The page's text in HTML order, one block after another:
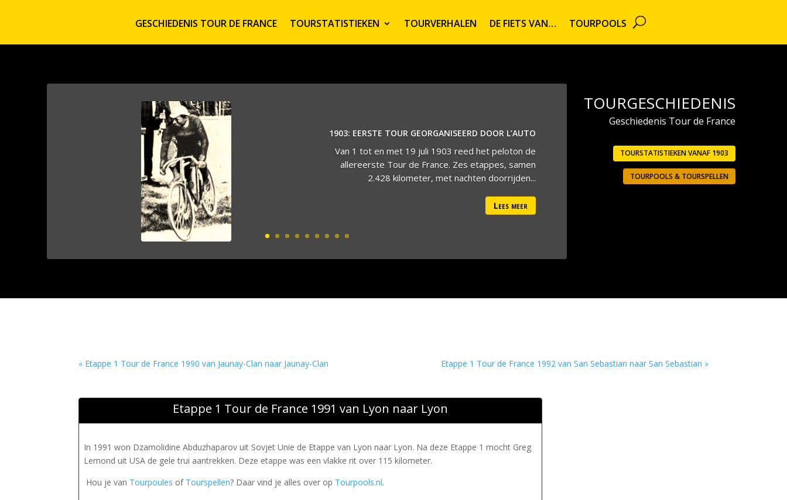
GESCHIEDENIS TOUR DE FRANCE TOURSTATISTIEKEN TOURVERHALEN DE FIETS VAN… TOURPOOLS
1903: EERSTE TOUR GEORGANISEERD DOOR L’AUTO
Van 1 tot en met 19 juli 1903 reed het peloton de
allereerste Tour de France. Zes etappes, samen
2.428 kilometer, met nachten doorrijden...
Lees meer
TOURGESCHIEDENIS
Geschiedenis Tour de France
TOURSTATISTIEKEN VANAF 1903
TOURPOOLS & TOURSPELLEN
« Etappe 1 Tour de France 1990 van Jaunay-Clan naar Jaunay-Clan Etappe 1 Tour de France 1992 van San Sebastian naar San Sebastian »
Etappe 1 Tour de France 1991 van Lyon naar Lyon
In 1991 won Dzamolidine Abduzhaparov uit Sovjet Unie de Etappe van Lyon naar Lyon. Na deze Etappe 1 mocht Greg
Lemond uit USA de gele trui aantrekken. Deze etappe was een vlakke rit over 115 kilometer.
Hou je van Tourpoules of Tourspellen? Daar vind je alles over op Tourpools.nl.